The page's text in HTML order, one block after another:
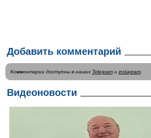
Добавить комментарий
Комментарии доступны в наших Telegramи instagram.
Видеоновости